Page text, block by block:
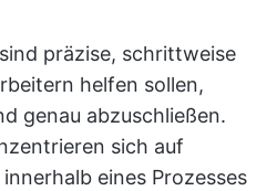
präzise, schrittweise
helfen sollen,
genau abzuschließen.
sich auf
eines Prozesses